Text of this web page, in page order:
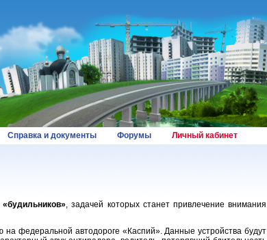
Справка и документы Форумы Личный кабинет
, задачей которых станет привлечение внимания
федеральной автодороге «Каспий». Данные устройства будут